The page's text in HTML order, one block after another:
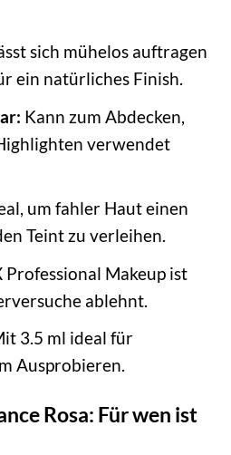
sich mühelos auftragen
ein natürliches Finish.
Kann zum Abdecken,
verwendet
um fahler Haut einen
Teint zu verleihen.
Professional Makeup ist
ablehnt.
3.5 ml ideal für
Ausprobieren.
Rosa: Für wen ist